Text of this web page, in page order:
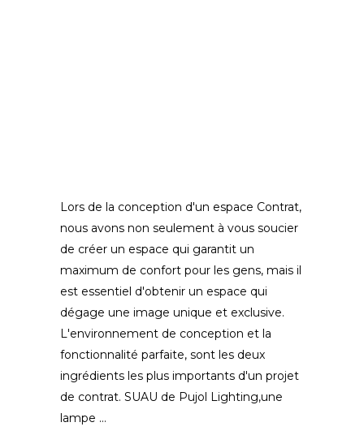
Lors de la conception d'un espace Contrat,
nous avons non seulement à vous soucier
de créer un espace qui garantit un
maximum de confort pour les gens, mais il
est essentiel d'obtenir un espace qui
dégage une image unique et exclusive.
L'environnement de conception et la
fonctionnalité parfaite, sont les deux
ingrédients les plus importants d'un projet
de contrat. SUAU de Pujol Lighting,une
lampe